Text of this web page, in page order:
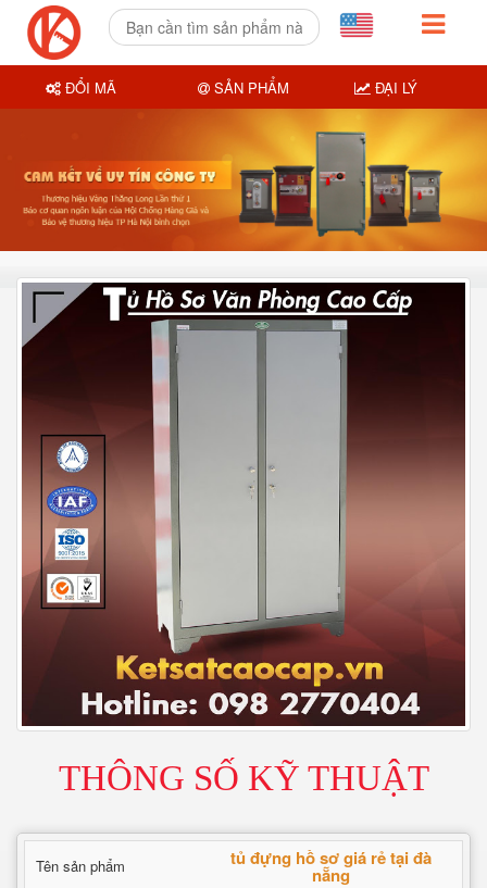
THÔNG SỐ KỸ THUẬT
Tên sản phẩm tủ đựng hồ sơ giá rẻ tại đà
nẵng
ĐỔI MÃ SẢN PHẨM ĐẠI LÝ